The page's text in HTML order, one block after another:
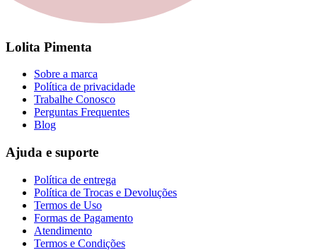
Lolita Pimenta
Sobre a marca
Política de privacidade
Trabalhe Conosco
Perguntas Frequentes
Blog
Ajuda e suporte
Política de entrega
Política de Trocas e Devoluções
Termos de Uso
Formas de Pagamento
Atendimento
Termos e Condições